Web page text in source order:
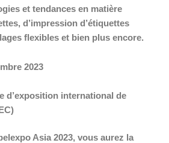
et tendances en matière
d’impression d’étiquettes
flexibles et bien plus encore.
2023
d’exposition international de
Asia 2023, vous aurez la